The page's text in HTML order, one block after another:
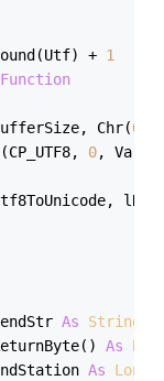
+
1
Function
Chr(0
0,
As String
As
As
Long